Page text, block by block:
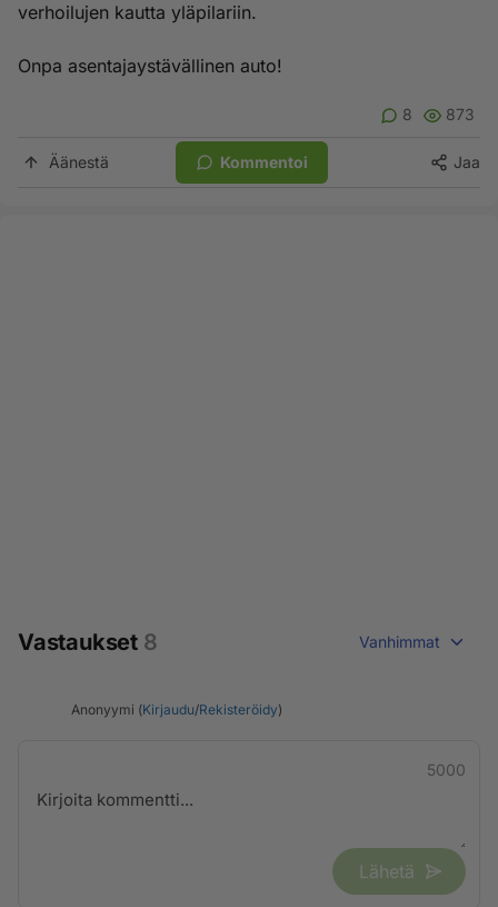
verhoilujen kautta yläpilariin.
Onpa asentajaystävällinen auto!
8 873
Äänestä Kommentoi Jaa
Vastaukset 8 Vanhimmat
Anonyymi (Kirjaudu/Rekisteröidy)
5000
Lähetä